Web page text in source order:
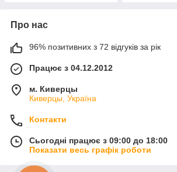
Про нас
96% позитивних з 72 відгуків за рік
Працює з 04.12.2012
м. Киверцы
Киверцы, Україна
Контакти
Сьогодні працює з 09:00 до 18:00
Показати весь графік роботи